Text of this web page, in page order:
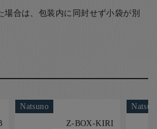
場合は、包装内に同封せず小袋が別
Natsuno
Z-BOX-KIRI